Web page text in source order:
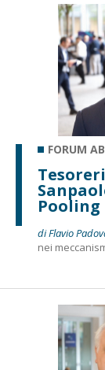
FORUM
Pooling
di Flavio
nei